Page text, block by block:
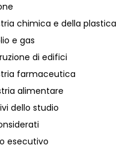
chimica e della plastica
e gas
di edifici
farmaceutica
alimentare
dello studio
esecutivo